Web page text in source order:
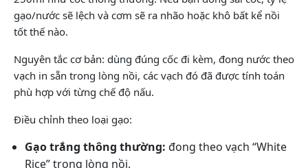
gạo/nước sẽ lệch và cơm sẽ ra nhão hoặc khô bất kể nồi
tốt thế nào.
Nguyên tắc cơ bản: dùng đúng cốc đi kèm, đong nước theo
vạch in sẵn trong lòng nồi, các vạch đó đã được tính toán
phù hợp với từng chế độ nấu.
Điều chỉnh theo loại gạo:
Gạo trắng thông thường: đong theo vạch “White
Rice” trong lòng nồi.